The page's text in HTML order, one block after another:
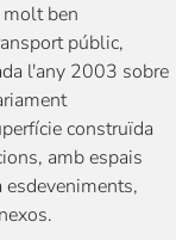
ben
públic,
l'any 2003 sobre
construïda
amb espais
esdeveniments,